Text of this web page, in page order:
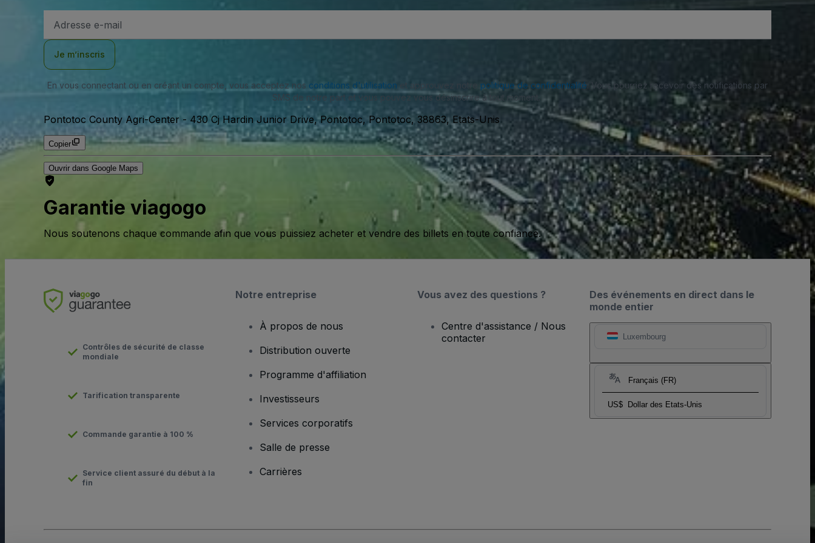
e-
Je m’inscris
En vous connectant ou en créant un compte, vous acceptez nos conditions d'utilisation et approuvez notre politique de confidentialité . Vous pourriez recevoir des notifications par
SMS de notre part et vous pouvez vous désinscrire à tout moment.
Pontotoc County Agri-Center - 430 Cj Hardin Junior Drive, Pontotoc, Pontotoc, 38863, Etats-Unis
Copier
Ouvrir dans Google Maps
Garantie viagogo
Nous soutenons chaque commande afin que vous puissiez acheter et vendre des billets en toute confiance.
Des événements en direct dans le
monde entier
Luxembourg
Français (FR)
US$ Dollar des Etats-Unis
Contrôles de sécurité de classe
mondiale
Tarification transparente
Commande garantie à 100 %
Service client assuré du début à la
fin
Notre entreprise
À propos de nous
Distribution ouverte
Programme d'affiliation
Investisseurs
Services corporatifs
Salle de presse
Carrières
Vous avez des questions ?
Centre d'assistance / Nous
contacter